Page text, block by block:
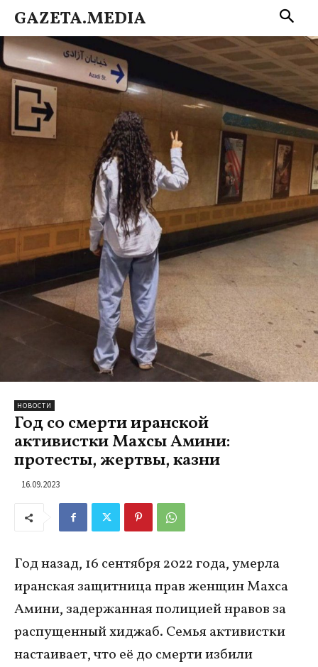
GAZETA.MEDIA
НОВОСТИ
Год со смерти иранской
активистки Махсы Амини:
протесты, жертвы, казни
16.09.2023
Год назад, 16 сентября 2022 года, умерла
иранская защитница прав женщин Махса
Амини, задержанная полицией нравов за
распущенный хиджаб. Семья активистки
настаивает, что её до смерти избили